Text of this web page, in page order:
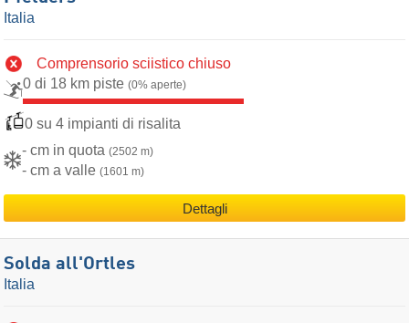
Italia
Comprensorio sciistico chiuso
0 di 18 km piste (0% aperte)
0 su 4 impianti di risalita
- cm in quota (2502 m)
- cm a valle (1601 m)
Dettagli
Solda all'Ortles
Italia